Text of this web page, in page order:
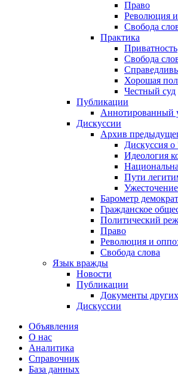
Право
Революция
Свобода
Практика
Приватность
Свобода
Хорошая
Честный суд
Публикации
Аннотированный
Дискуссии
Архив
Дискуссия о
Идеология
Пути
Барометр
Гражданское
Политический
Право
Революция и
Свобода слова
Язык вражды
Новости
Публикации
Документы
Дискуссии
Объявления
О нас
Аналитика
Справочник
База данных